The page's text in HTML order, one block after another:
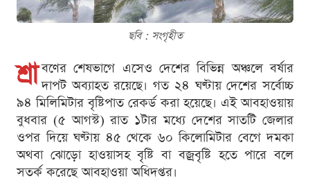
ছবি : সংগৃহীত
শ্রা বণের শেষভাগে এসেও দেশের বিভিন্ন অঞ্চলে বর্ষার
দাপট অব্যাহত রয়েছে। গত ২৪ ঘণ্টায় দেশের সর্বোচ্চ
৯৪ মিলিমিটার বৃষ্টিপাত রেকর্ড করা হয়েছে। এই আবহাওয়ায়
বুধবার (৫ আগস্ট) রাত ১টার মধ্যে দেশের সাতটি জেলার
ওপর দিয়ে ঘণ্টায় ৪৫ থেকে ৬০ কিলোমিটার বেগে দমকা
অথবা ঝোড়ো হাওয়াসহ বৃষ্টি বা বজ্রবৃষ্টি হতে পারে বলে
সতর্ক করেছে আবহাওয়া অধিদপ্তর।